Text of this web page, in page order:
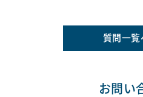
質問一覧
お問い